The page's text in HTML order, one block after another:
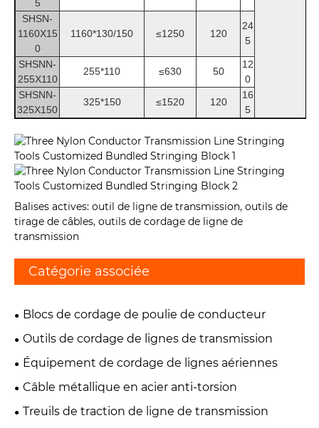
5
SHSN-
1160X15
0
1160*130/150 ≤1250 120
24
5
SHSNN-
255X110
255*110 ≤630 50
12
0
SHSNN-
325X150
325*150 ≤1520 120
16
5
Balises actives: outil de ligne de transmission, outils de
tirage de câbles, outils de cordage de ligne de
transmission
Catégorie associée
Blocs de cordage de poulie de conducteur
Outils de cordage de lignes de transmission
Équipement de cordage de lignes aériennes
Câble métallique en acier anti-torsion
Treuils de traction de ligne de transmission